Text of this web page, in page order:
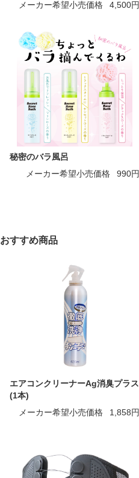
メーカー希望小売価格
4,500円
秘密のバラ風呂
メーカー希望小売価格
990円
おすすめ商品
エアコンクリーナーAg消臭プラス
(1本)
メーカー希望小売価格
1,858円